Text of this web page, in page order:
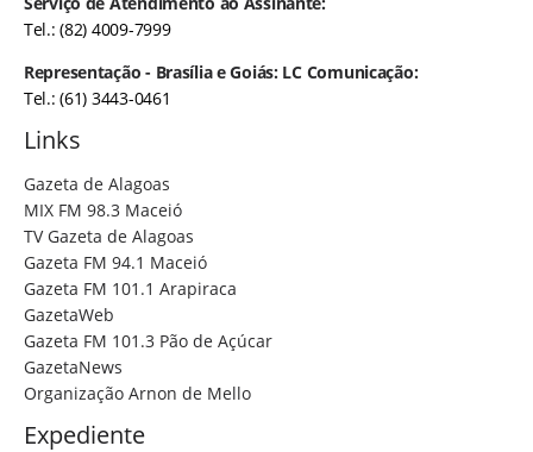
Tel.: (82) 4009-7999
Representação - Brasília e Goiás: LC Comunicação:
Tel.: (61) 3443-0461
Links
Gazeta de Alagoas
MIX FM 98.3 Maceió
TV Gazeta de Alagoas
Gazeta FM 94.1 Maceió
Gazeta FM 101.1 Arapiraca
GazetaWeb
Gazeta FM 101.3 Pão de Açúcar
GazetaNews
Organização Arnon de Mello
Expediente